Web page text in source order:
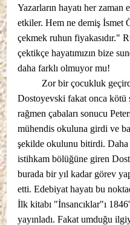
Yazarların hayatı her zaman
etkiler. Hem ne demiş İsmet
çekmek ruhun fiyakasıdır."
çektikçe hayatımızın bize
daha farklı olmuyor mu!
Dostoyevski fakat onca kötü
rağmen çabaları sonucu
mühendis okuluna girdi ve
şekilde okulunu bitirdi. Daha
istihkam bölüğüne giren
burada bir yıl kadar görev
etti. Edebiyat hayatı bu
İlk kitabı "İnsancıklar"ı
yayınladı. Fakat umduğu